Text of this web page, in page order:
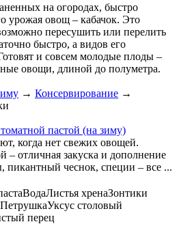
на огородах, быстро
урожая овощ – кабачок. Это
пересушить или перелить
быстро, а видов его
и совсем молодые плоды –
овощи, длиной до полуметра.
→ Консервирование →
пастой (на зиму)
когда нет свежих овощей.
– отличная закуска и дополнение
пикантный чеснок, специи – все ...
ВодаЛистья хренаЗонтики
ПетрушкаУксус столовый
перец